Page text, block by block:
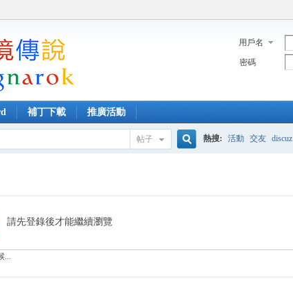
用戶名
密碼
補丁下載 推廣活動
帖子 熱搜: 活動 交友 discuz
請先登錄後才能繼續瀏覽
...